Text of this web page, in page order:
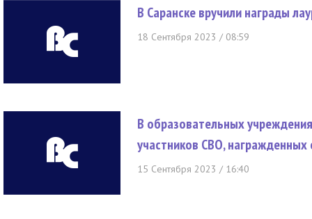
В Саранске вручили награды
18 Сентября 2023 / 08:59
В образовательных
участников СВО,
15 Сентября 2023 / 16:40